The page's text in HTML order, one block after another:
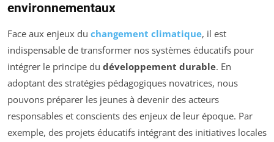
environnementaux
Face aux enjeux du changement climatique, il est
indispensable de transformer nos systèmes éducatifs pour
intégrer le principe du développement durable. En
adoptant des stratégies pédagogiques novatrices, nous
pouvons préparer les jeunes à devenir des acteurs
responsables et conscients des enjeux de leur époque. Par
exemple, des projets éducatifs intégrant des initiatives locales